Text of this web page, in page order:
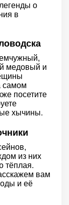
о
в
медовый и
самом
посетите
хычины.
из них
тёплая.
вам
и её